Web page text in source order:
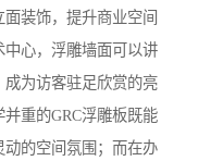
装饰，提升商业空间
心，浮雕墙面可以讲
为访客驻足欣赏的亮
重的GRC浮雕板既能
的空间氛围；而在办